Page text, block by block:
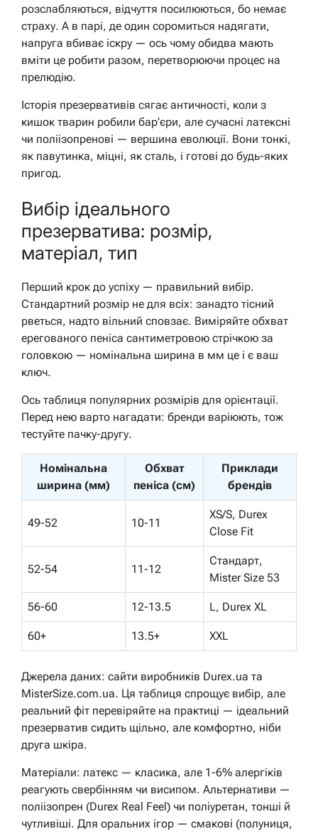
розслабляються, відчуття посилюються, бо немає
страху. А в парі, де один соромиться надягати,
напруга вбиває іскру — ось чому обидва мають
вміти це робити разом, перетворюючи процес на
прелюдію.
Історія презервативів сягає античності, коли з
кишок тварин робили бар’єри, але сучасні латексні
чи поліізопренові — вершина еволюції. Вони тонкі,
як павутинка, міцні, як сталь, і готові до будь-яких
пригод.
Вибір ідеального
презерватива: розмір,
матеріал, тип
Перший крок до успіху — правильний вибір.
Стандартний розмір не для всіх: занадто тісний
рветься, надто вільний сповзає. Виміряйте обхват
ерегованого пеніса сантиметровою стрічкою за
головкою — номінальна ширина в мм це і є ваш
ключ.
Ось таблиця популярних розмірів для орієнтації.
Перед нею варто нагадати: бренди варіюють, тож
тестуйте пачку-другу.
Номінальна
ширина (мм)
Обхват
пеніса (см)
Приклади
брендів
49-52 10-11
XS/S, Durex
Close Fit
52-54 11-12
Стандарт,
Mister Size 53
56-60 12-13.5 L, Durex XL
60+ 13.5+ XXL
Джерела даних: сайти виробників Durex.ua та
MisterSize.com.ua. Ця таблиця спрощує вибір, але
реальний фіт перевіряйте на практиці — ідеальний
презерватив сидить щільно, але комфортно, ніби
друга шкіра.
Матеріали: латекс — класика, але 1-6% алергіків
реагують свербінням чи висипом. Альтернативи —
поліізопрен (Durex Real Feel) чи поліуретан, тонші й
чутливіші. Для оральних ігор — смакові (полуниця,